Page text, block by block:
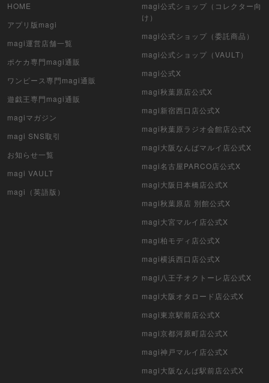
マジック：ザ・ギャザリング
ヴァイスシュヴァルツ
クリプトスペルズ
マイクリプトヒーローズ
デュエマクラシック
旧枠デュエマ
カードファイト!! ヴァンガード
HOME
アプリ版magi
magi運営店舗一覧
ポケカ専門magi通販
ワンピース専門magi通販
遊戯王専門magi通販
magiマガジン
magi SNS取引
お知らせ一覧
magi VAULT
magi（英語版）
magi公式ショップ（コレクター向
け）
magi公式ショップ（委託商品）
magi公式ショップ（VAULT）
magi公式X
magi秋葉原店公式X
magi新宿西口店公式X
magi秋葉原ラジオ会館店公式X
magi大阪なんばマルイ店公式X
magi名古屋PARCO店公式X
magi大阪日本橋店公式X
magi秋葉原店 別館公式X
magi大宮マルイ店公式X
magi柏モディ店公式X
magi横浜西口店公式X
magi八王子オクトーレ店公式X
magi大阪オタロード店公式X
magi東京駅前店公式X
magi京都河原町店公式X
magi神戸マルイ店公式X
magi大阪なんば駅前店公式X